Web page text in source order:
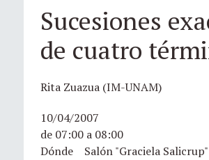
Sucesiones
de cuatro
Rita Zuazua (IM-UNAM)
10/04/2007
de 07:00 a 08:00
Dónde Salón "Graciela Salicrup"